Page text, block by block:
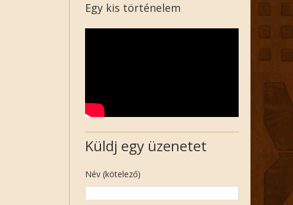
Egy kis történelem
Küldj egy üzenetet
Név (kötelező)